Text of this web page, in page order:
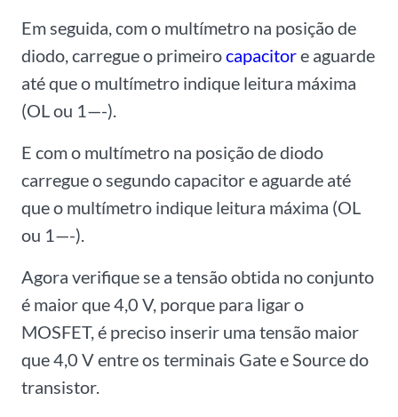
Em seguida, com o multímetro na posição de
diodo, carregue o primeirocapacitore aguarde
até que o multímetro indique leitura máxima
(OL ou 1—-).
E com o multímetro na posição de diodo
carregue o segundo capacitor e aguarde até
que o multímetro indique leitura máxima (OL
ou 1—-).
Agora verifique se a tensão obtida no conjunto
é maior que 4,0 V, porque para ligar o
MOSFET, é preciso inserir uma tensão maior
que 4,0 V entre os terminais Gate e Source do
transistor.